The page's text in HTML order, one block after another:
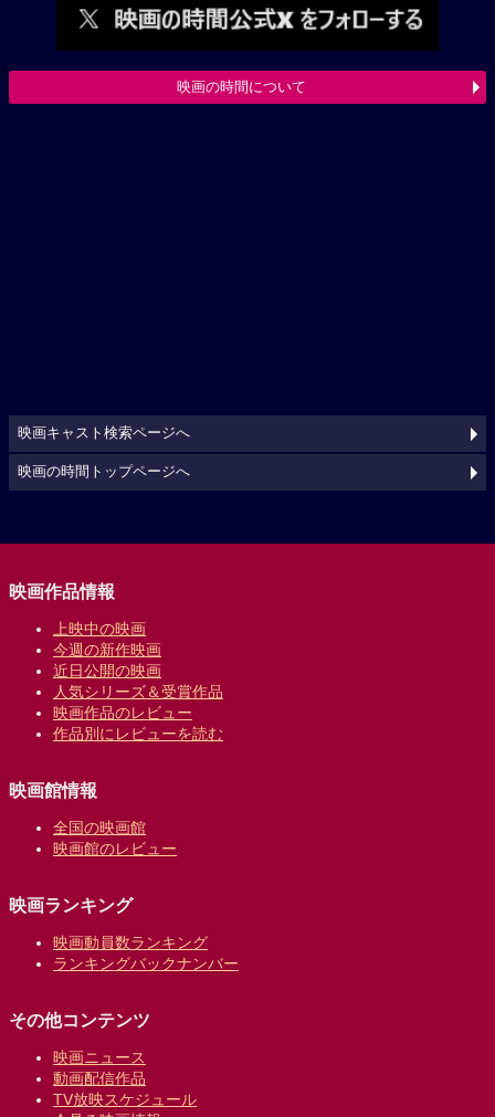
映画の時間について
映画キャスト検索ページへ
映画の時間トップページへ
映画作品情報
上映中の映画
今週の新作映画
近日公開の映画
人気シリーズ＆受賞作品
映画作品のレビュー
作品別にレビューを読む
映画館情報
全国の映画館
映画館のレビュー
映画ランキング
映画動員数ランキング
ランキングバックナンバー
その他コンテンツ
映画ニュース
動画配信作品
TV放映スケジュール